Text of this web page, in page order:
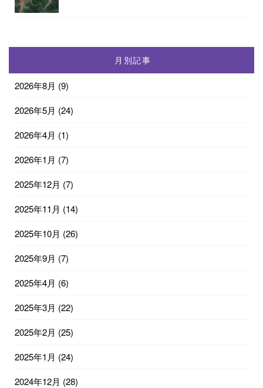
月別記事
2026年8月 (9)
2026年5月 (24)
2026年4月 (1)
2026年1月 (7)
2025年12月 (7)
2025年11月 (14)
2025年10月 (26)
2025年9月 (7)
2025年4月 (6)
2025年3月 (22)
2025年2月 (25)
2025年1月 (24)
2024年12月 (28)